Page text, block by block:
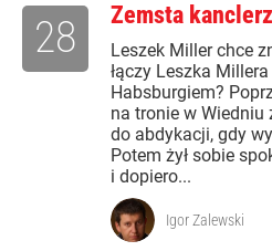
Zemsta
Leszek Miller chce
łączy Leszka
Habsburgiem?
na tronie w Wiedniu
do abdykacji, gdy
Potem żył sobie
i dopiero...
28
Igor Zalewski